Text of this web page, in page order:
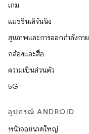
เกม
แมชชีนเลิร์นนิง
สุขภาพและการออกกำลังกาย
กล้องและสื่อ
ความเป็นส่วนตัว
5G
อุปกรณ์ ANDROID
หน้าจอขนาดใหญ่